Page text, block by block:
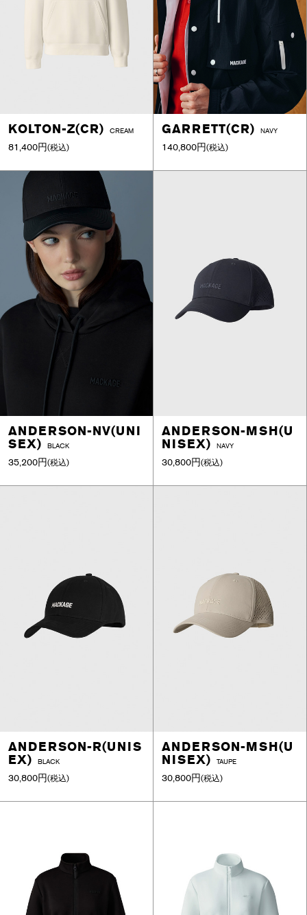
KOLTON-Z(CR) CREAM
81,400円(税込)
GARRETT(CR) NAVY
140,800円(税込)
ANDERSON-NV(UNI
SEX)
BLACK
35,200円(税込)
ANDERSON-MSH(U
NISEX)
NAVY
30,800円(税込)
ANDERSON-R(UNIS
EX)
BLACK
30,800円(税込)
ANDERSON-MSH(U
NISEX)
TAUPE
30,800円(税込)